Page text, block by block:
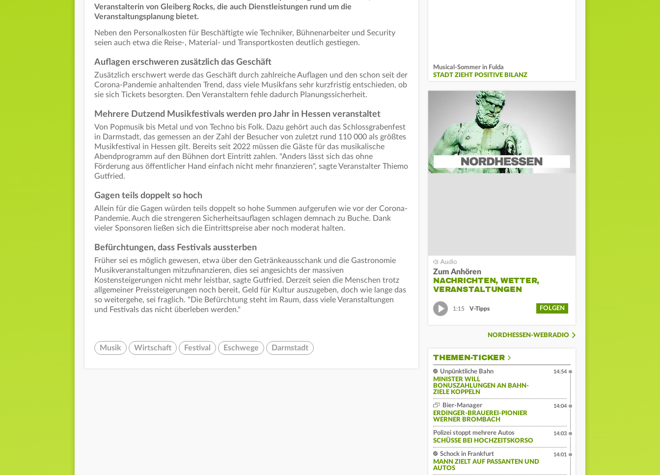
Veranstalterin von Gleiberg Rocks, die auch Dienstleistungen rund um die
Veranstaltungsplanung bietet.
Neben den Personalkosten für Beschäftigte wie Techniker, Bühnenarbeiter und Security
seien auch etwa die Reise-, Material- und Transportkosten deutlich gestiegen.
Auflagen erschweren zusätzlich das Geschäft
Zusätzlich erschwert werde das Geschäft durch zahlreiche Auflagen und den schon seit der
Corona-Pandemie anhaltenden Trend, dass viele Musikfans sehr kurzfristig entschieden, ob
sie sich Tickets besorgten. Den Veranstaltern fehle dadurch Planungssicherheit.
Mehrere Dutzend Musikfestivals werden pro Jahr in Hessen veranstaltet
Von Popmusik bis Metal und von Techno bis Folk. Dazu gehört auch das Schlossgrabenfest
in Darmstadt, das gemessen an der Zahl der Besucher von zuletzt rund 110 000 als größtes
Musikfestival in Hessen gilt. Bereits seit 2022 müssen die Gäste für das musikalische
Abendprogramm auf den Bühnen dort Eintritt zahlen. "Anders lässt sich das ohne
Förderung aus öffentlicher Hand einfach nicht mehr finanzieren", sagte Veranstalter Thiemo
Gutfried.
Gagen teils doppelt so hoch
Allein für die Gagen würden teils doppelt so hohe Summen aufgerufen wie vor der Corona-
Pandemie. Auch die strengeren Sicherheitsauflagen schlagen demnach zu Buche. Dank
vieler Sponsoren ließen sich die Eintrittspreise aber noch moderat halten.
Befürchtungen, dass Festivals aussterben
Früher sei es möglich gewesen, etwa über den Getränkeausschank und die Gastronomie
Musikveranstaltungen mitzufinanzieren, dies sei angesichts der massiven
Kostensteigerungen nicht mehr leistbar, sagte Gutfried. Derzeit seien die Menschen trotz
allgemeiner Preissteigerungen noch bereit, Geld für Kultur auszugeben, doch wie lange das
so weitergehe, sei fraglich. "Die Befürchtung steht im Raum, dass viele Veranstaltungen
und Festivals das nicht überleben werden."
Musik Wirtschaft Festival Eschwege Darmstadt
Musical-Sommer in Fulda
STADT ZIEHT POSITIVE BILANZ
Zum Anhören
NACHRICHTEN, WETTER,
VERANSTALTUNGEN
1:15 V-Tipps FOLGEN
NORDHESSEN-WEBRADIO
THEMEN-TICKER
Unpünktliche Bahn
MINISTER WILL
BONUSZAHLUNGEN AN BAHN-
ZIELE KOPPELN
14:54
Bier-Manager
ERDINGER-BRAUEREI-PIONIER
WERNER BROMBACH
14:04
Polizei stoppt mehrere Autos
SCHÜSSE BEI HOCHZEITSKORSO
14:03
Schock in Frankfurt
MANN ZIELT AUF PASSANTEN UND
AUTOS
14:01